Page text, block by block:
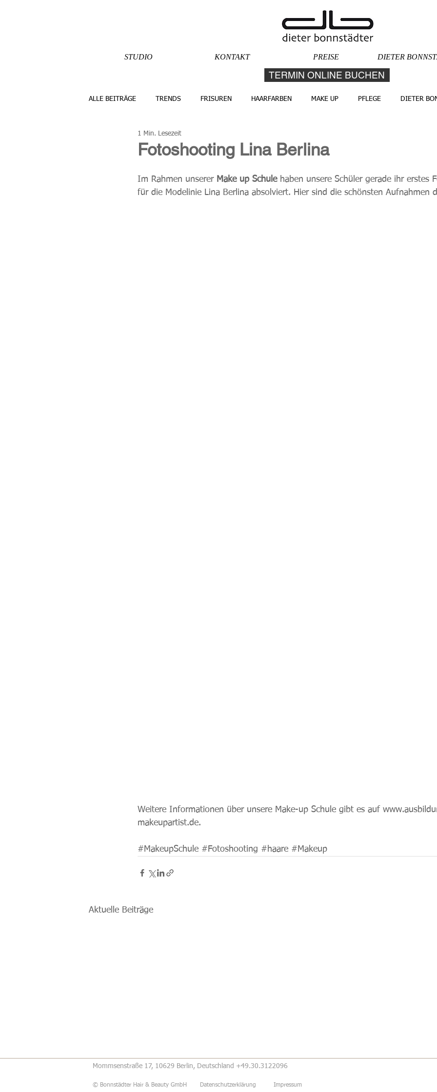
STUDIO KONTAKT PREISE DIETER
TERMIN ONLINE BUCHEN
ALLE BEITRÄGE TRENDS FRISUREN HAARFARBEN MAKE UP PFLEGE DIETER
Fotoshooting Lina Berlina
1 Min. Lesezeit
Im Rahmen unserer Make up Schule haben unsere Schüler gerade ihr erstes
für die Modelinie Lina Berlina absolviert. Hier sind die schönsten Aufnahmen
Weitere Informationen über unsere Make-up Schule gibt es auf
makeupartist.de.
#MakeupSchule #Fotoshooting #haare #Makeup
Aktuelle Beiträge
Mommsenstraße 17, 10629 Berlin, Deutschland +49.30.3122096
© Bonnstädter Hair & Beauty GmbH Datenschutzerklärung Impressum